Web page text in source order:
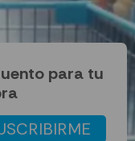
para tu